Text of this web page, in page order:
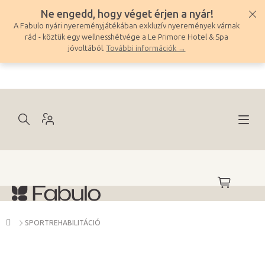
tartalomhoz
Ne engedd, hogy véget érjen a nyár!
A Fabulo nyári nyereményjátékában exkluzív nyeremények várnak
rád - köztük egy wellnesshétvége a Le Primore Hotel & Spa
jóvoltából. További információk →
KOSÁR
Kezdőlap
SPORTREHABILITÁCIÓ